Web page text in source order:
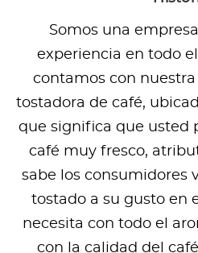
Somos una
experiencia en todo
contamos con
tostadora de café,
que significa que usted
café muy fresco,
sabe los consumidores
tostado a su gusto en
necesita con todo el
con la calidad del